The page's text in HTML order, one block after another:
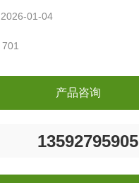
2026-01-04
701
产品咨询
13592795905